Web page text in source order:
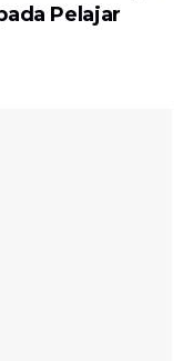
Pelajar